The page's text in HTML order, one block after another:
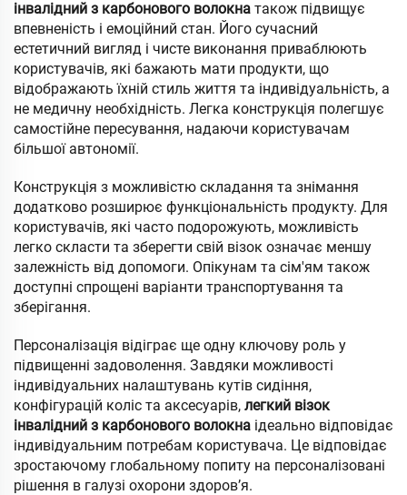
інвалідний з карбонового волокна також підвищує
впевненість і емоційний стан. Його сучасний
естетичний вигляд і чисте виконання приваблюють
користувачів, які бажають мати продукти, що
відображають їхній стиль життя та індивідуальність, а
не медичну необхідність. Легка конструкція полегшує
самостійне пересування, надаючи користувачам
більшої автономії.
Конструкція з можливістю складання та знімання
додатково розширює функціональність продукту. Для
користувачів, які часто подорожують, можливість
легко скласти та зберегти свій візок означає меншу
залежність від допомоги. Опікунам та сім'ям також
доступні спрощені варіанти транспортування та
зберігання.
Персоналізація відіграє ще одну ключову роль у
підвищенні задоволення. Завдяки можливості
індивідуальних налаштувань кутів сидіння,
конфігурацій коліс та аксесуарів, легкий візок
інвалідний з карбонового волокна ідеально відповідає
індивідуальним потребам користувача. Це відповідає
зростаючому глобальному попиту на персоналізовані
рішення в галузі охорони здоров’я.